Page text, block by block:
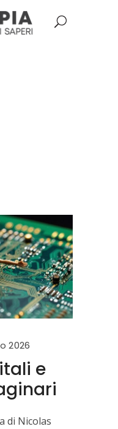
2026
e
di Nicolas